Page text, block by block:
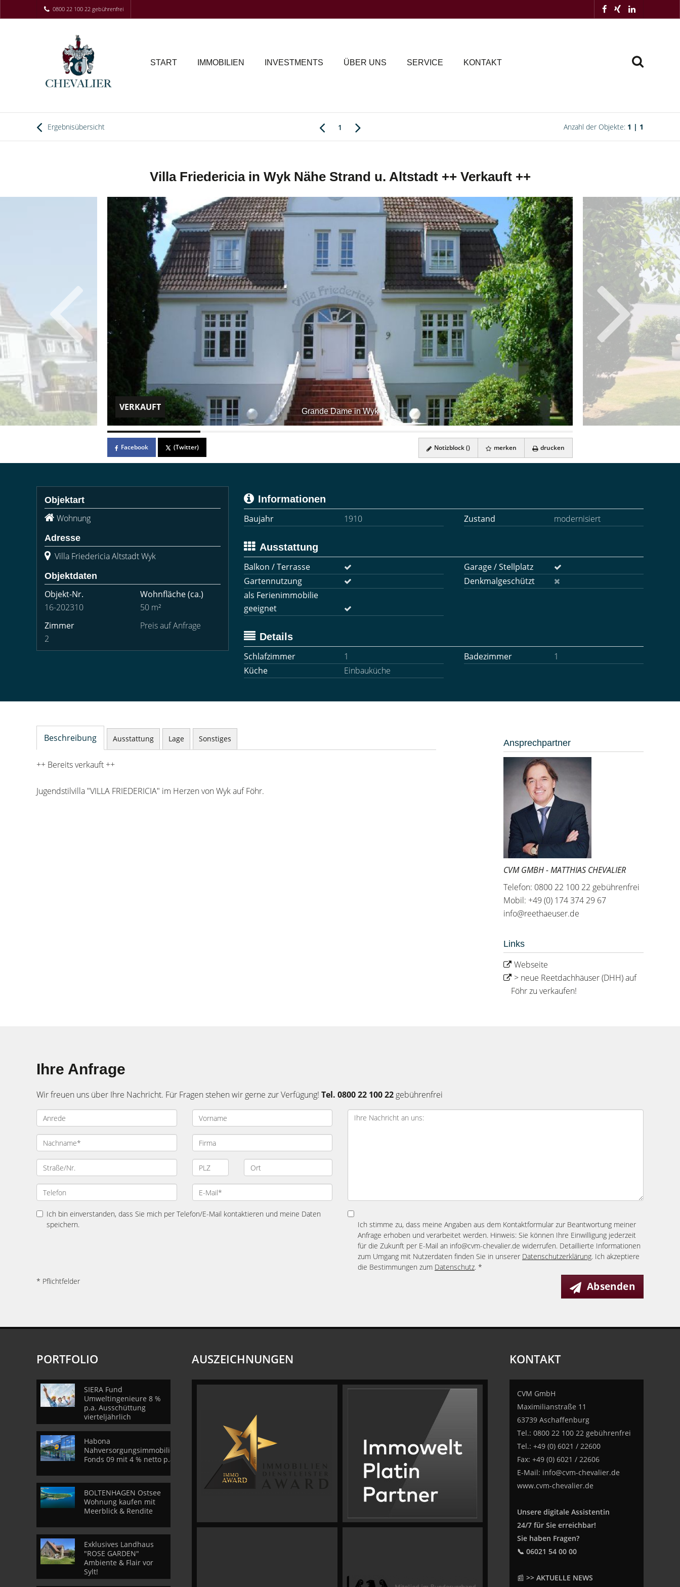
0800 22 100 22 gebührenfrei
START IMMOBILIEN INVESTMENTS ÜBER UNS SERVICE KONTAKT
Ergebnisübersicht 1 Anzahl der Objekte: 1 | 1
Villa Friedericia in Wyk Nähe Strand u. Altstadt ++ Verkauft ++
Grande Dame in Wyk
VERKAUFT
Facebook (Twitter) Notizblock () merken drucken
Objektart
Wohnung
Adresse
Villa Friedericia Altstadt Wyk
Objektdaten
Objekt-Nr.
16-202310
Wohnfläche(ca.)
50 m²
Zimmer
2
Preis auf Anfrage
Informationen
Baujahr
1910 Zustand modernisiert
Ausstattung
Balkon / Terrasse
Garage / Stellplatz
Gartennutzung
Denkmalgeschützt
als Ferienimmobilie
geeignet
Details
Schlafzimmer
1 Badezimmer
1
Küche
Einbauküche
Beschreibung Ausstattung Lage Sonstiges
++ Bereits verkauft ++
Jugendstilvilla "VILLA FRIEDERICIA" im Herzen von Wyk auf Föhr.
Ansprechpartner
CVM GMBH - MATTHIAS CHEVALIER
Telefon: 0800 22 100 22 gebührenfrei
Mobil: +49 (0) 174 374 29 67
info@reethaeuser.de
Links
Webseite
> neue Reetdachhäuser (DHH) auf
Föhr zu verkaufen!
Ihre Anfrage
Wir freuen uns über Ihre Nachricht. Für Fragen stehen wir gerne zur Verfügung! Tel. 0800 22 100 22 gebührenfrei
Ich bin einverstanden, dass Sie mich per Telefon/E-Mail kontaktieren und meine Daten
speichern.
Ich stimme zu, dass meine Angaben aus dem Kontaktformular zur Beantwortung meiner
Anfrage erhoben und verarbeitet werden. Hinweis: Sie können Ihre Einwilligung jederzeit
für die Zukunft per E-Mail an info@cvm-chevalier.de widerrufen. Detaillierte Informationen
zum Umgang mit Nutzerdaten finden Sie in unserer Datenschutzerklärung. Ich akzeptiere
die Bestimmungen zum Datenschutz. *
* Pflichtfelder
Absenden
PORTFOLIO
SIERA Fund
Umweltingenieure 8 %
p.a. Ausschüttung
vierteljährlich
Habona
Nahversorgungsimmobilien
Fonds 09 mit 4 % netto p.a.
BOLTENHAGEN Ostsee
Wohnung kaufen mit
Meerblick & Rendite
Exklusives Landhaus
"ROSE GARDEN"
Ambiente & Flair vor
Sylt!
AUSZEICHNUNGEN KONTAKT
CVM GmbH
Maximilianstraße 11
63739 Aschaffenburg
Tel.: 0800 22 100 22 gebührenfrei
Tel.: +49 (0) 6021 / 22600
Fax: +49 (0) 6021 / 22606
E-Mail: info@cvm-chevalier.de
www.cvm-chevalier.de
Unsere digitale Assistentin
24/7 für Sie erreichbar!
Sie haben Fragen?
📞 06021 54 00 00
📰 >> AKTUELLE NEWS